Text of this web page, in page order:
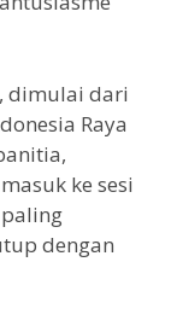
dimulai dari
Raya
ke sesi
dengan